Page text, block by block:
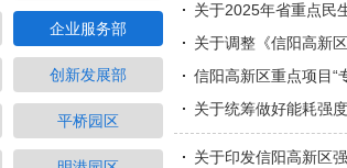
企业服务部
创新发展部
平桥园区
关于2025年省重点民
关于调整《信阳高新
信阳高新区重点项目“
关于统筹做好能耗强
关于印发信阳高新区